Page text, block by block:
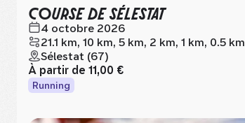
COURSE DE SÉLESTAT
4 octobre 2026
21.1 km, 10 km, 5 km, 2 km, 1 km, 0.5 km
Sélestat (67)
À partir de 11,00 €
Running